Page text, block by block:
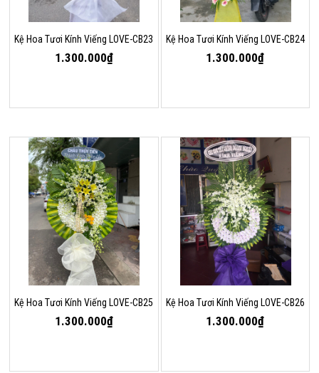
Kệ Hoa Tươi Kính Viếng LOVE-CB23
1.300.000₫
Kệ Hoa Tươi Kính Viếng LOVE-CB24
1.300.000₫
Kệ Hoa Tươi Kính Viếng LOVE-CB25
1.300.000₫
Kệ Hoa Tươi Kính Viếng LOVE-CB26
1.300.000₫